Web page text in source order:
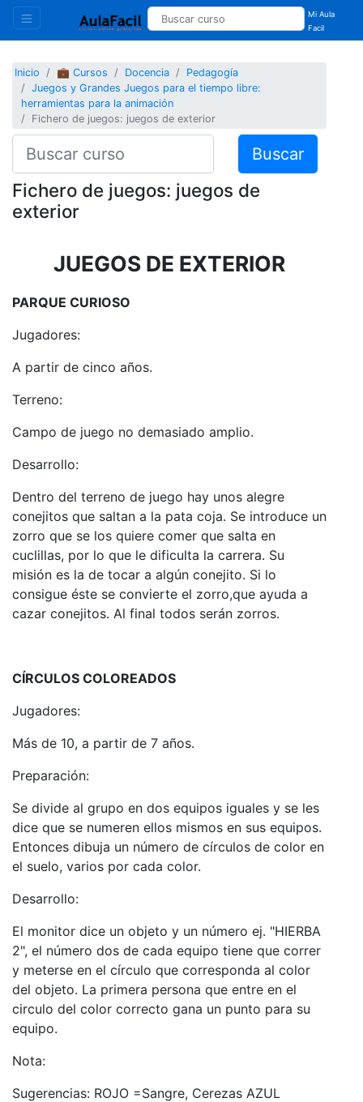
Mi Aula
Facil
Inicio 💼 Cursos Docencia
Pedagogía
Juegos y Grandes Juegos para el tiempo libre:
herramientas para la animación
Fichero de juegos: juegos de exterior
Buscar
Fichero de juegos: juegos de
exterior
JUEGOS DE EXTERIOR
PARQUE CURIOSO
Jugadores:
A partir de cinco años.
Terreno:
Campo de juego no demasiado amplio.
Desarrollo:
Dentro del terreno de juego hay unos alegre
conejitos que saltan a la pata coja. Se introduce un
zorro que se los quiere comer que salta en
cuclillas, por lo que le dificulta la carrera. Su
misión es la de tocar a algún conejito. Si lo
consigue éste se convierte el zorro,que ayuda a
cazar conejitos. Al final todos serán zorros.
CÍRCULOS COLOREADOS
Jugadores:
Más de 10, a partir de 7 años.
Preparación:
Se divide al grupo en dos equipos iguales y se les
dice que se numeren ellos mismos en sus equipos.
Entonces dibuja un número de círculos de color en
el suelo, varios por cada color.
Desarrollo:
El monitor dice un objeto y un número ej. "HIERBA
2", el número dos de cada equipo tiene que correr
y meterse en el círculo que corresponda al color
del objeto. La primera persona que entre en el
circulo del color correcto gana un punto para su
equipo.
Nota:
Sugerencias: ROJO =Sangre, Cerezas AZUL